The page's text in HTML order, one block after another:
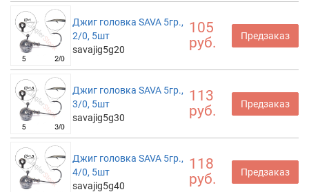
Джиг головка SAVA 5гр.,
2/0, 5шт
savajig5g20
105
руб.
Предзаказ
Джиг головка SAVA 5гр.,
3/0, 5шт
savajig5g30
113
руб.
Предзаказ
Джиг головка SAVA 5гр.,
4/0, 5шт
savajig5g40
118
руб.
Предзаказ